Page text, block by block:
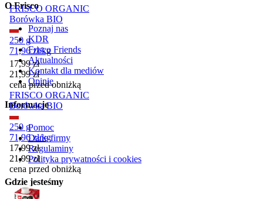
FRISCO ORGANIC
Borówka BIO
250 g
71,96 zł/kg
Cena promocyjna
17,99 zł
21,99 zł
cena przed obniżką
FRISCO ORGANIC
Borówka BIO
250 g
71,96 zł/kg
Cena promocyjna
17,99 zł
21,99 zł
cena przed obniżką
O Frisco
Poznaj nas
KDR
Frisco Friends
Aktualności
Kontakt dla mediów
Opinie
Informacje
Pomoc
Dane firmy
Regulaminy
Polityka prywatności i cookies
Gdzie jesteśmy